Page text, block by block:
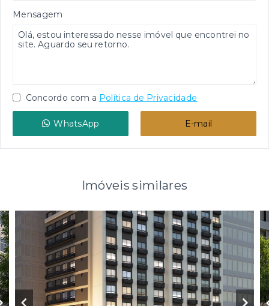
Mensagem
Concordo com a Política de Privacidade
WhatsApp E-mail
Imóveis similares